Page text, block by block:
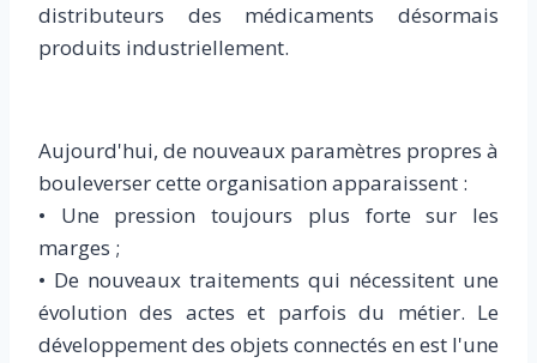
distributeurs des médicaments désormais
produits industriellement.
Aujourd'hui, de nouveaux paramètres propres à
bouleverser cette organisation apparaissent :
• Une pression toujours plus forte sur les
marges ;
• De nouveaux traitements qui nécessitent une
évolution des actes et parfois du métier. Le
développement des objets connectés en est l'une